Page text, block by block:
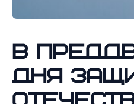
В
Дня